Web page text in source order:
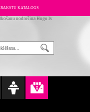
KATALOGS
nodrošina Hugo.lv